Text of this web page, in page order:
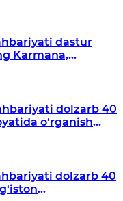
dastur
Karmana,
dolzarb 40
o‘rganish
dolzarb 40